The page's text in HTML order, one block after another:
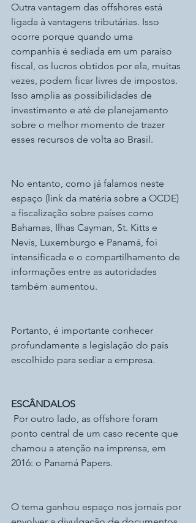
Outra vantagem das offshores está
ligada à vantagens tributárias. Isso
ocorre porque quando uma
companhia é sediada em um paraíso
fiscal, os lucros obtidos por ela, muitas
vezes, podem ficar livres de impostos.
Isso amplia as possibilidades de
investimento e até de planejamento
sobre o melhor momento de trazer
esses recursos de volta ao Brasil.
No entanto, como já falamos neste
espaço (link da matéria sobre a OCDE)
a fiscalização sobre países como
Bahamas, Ilhas Cayman, St. Kitts e
Nevis, Luxemburgo e Panamá, foi
intensificada e o compartilhamento de
informações entre as autoridades
também aumentou.
Portanto, é importante conhecer
profundamente a legislação do país
escolhido para sediar a empresa.
ESCÂNDALOS
ponto central de um caso recente que
chamou a atenção na imprensa, em
2016: o Panamá Papers.
O tema ganhou espaço nos jornais por